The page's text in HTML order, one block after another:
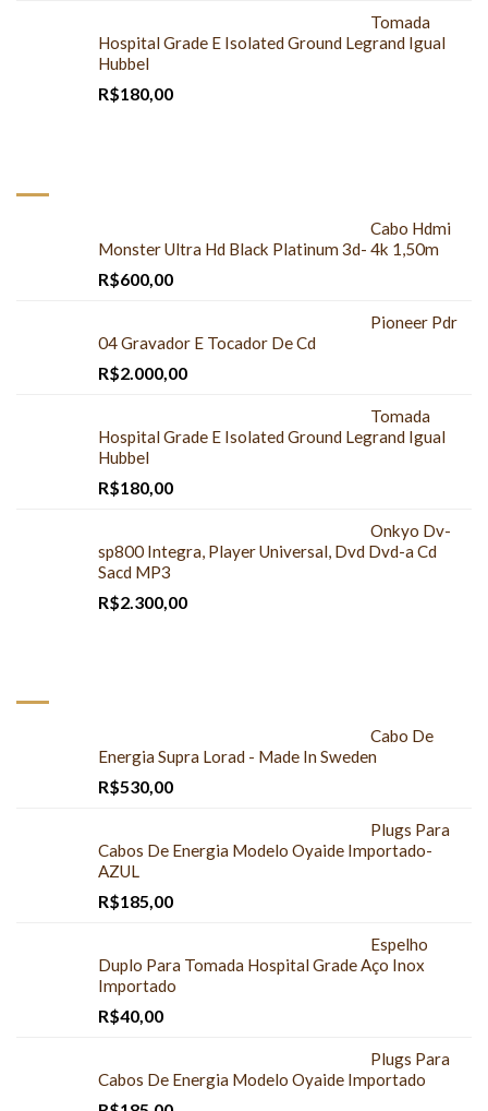
Tomada
Hospital Grade E Isolated Ground Legrand Igual
Hubbel
R$180,00
Cabo Hdmi
Monster Ultra Hd Black Platinum 3d- 4k 1,50m
R$600,00
Pioneer Pdr
04 Gravador E Tocador De Cd
R$2.000,00
Tomada
Hospital Grade E Isolated Ground Legrand Igual
Hubbel
R$180,00
Onkyo Dv-
sp800 Integra, Player Universal, Dvd Dvd-a Cd
Sacd MP3
R$2.300,00
Cabo De
Energia Supra Lorad - Made In Sweden
R$530,00
Plugs Para
Cabos De Energia Modelo Oyaide Importado-
AZUL
R$185,00
Espelho
Duplo Para Tomada Hospital Grade Aço Inox
Importado
R$40,00
Plugs Para
Cabos De Energia Modelo Oyaide Importado